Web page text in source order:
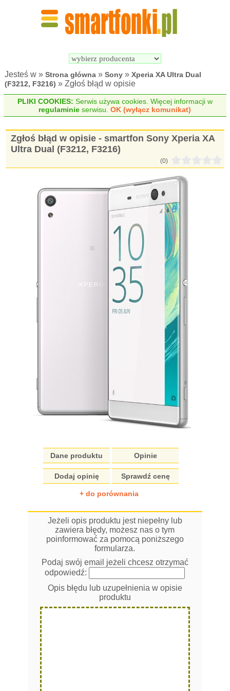
Jesteś w »Strona główna »Sony »Xperia XA Ultra Dual
(F3212, F3216) » Zgłoś błąd w opisie
PLIKI COOKIES: Serwis używa cookies. Więcej informacji w
regulaminie serwisu.OK (wyłącz komunikat)
Zgłoś błąd w opisie - smartfon Sony Xperia XA
Ultra Dual (F3212, F3216)
(0)
Dane produktu Opinie
Dodaj opinię Sprawdź cenę
+ do porównania
Jeżeli opis produktu jest niepełny lub
zawiera błędy, możesz nas o tym
poinformować za pomocą poniższego
formularza.
Podaj swój email jeżeli chcesz otrzymać
odpowiedź:
Opis błędu lub uzupełnienia w opisie
produktu